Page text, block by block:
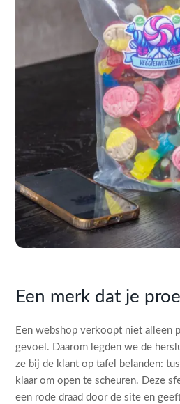
Een merk dat je
Een webshop verkoopt niet alleen
gevoel. Daarom legden we de
ze bij de klant op tafel belanden:
klaar om open te scheuren. Deze
een rode draad door de site en